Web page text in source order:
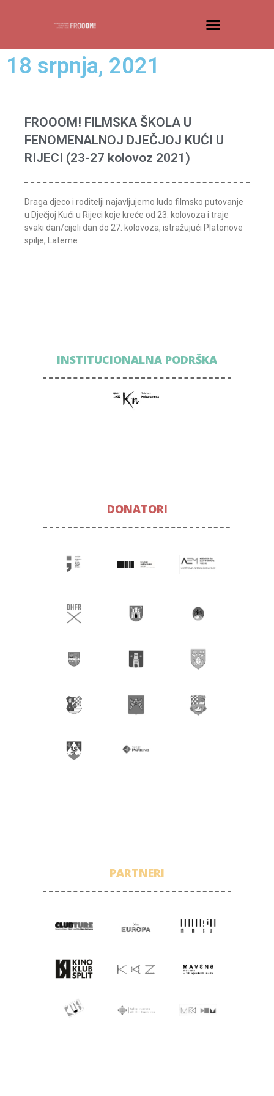
18 srpnja, 2021
FROOOM! FILMSKA ŠKOLA U
FENOMENALNOJ DJEČJOJ KUĆI U
RIJECI (23-27 kolovoz 2021)
Draga djeco i roditelji najavljujemo ludo filmsko putovanje
u Dječjoj Kući u Rijeci koje kreće od 23. kolovoza i traje
svaki dan/cijeli dan do 27. kolovoza, istražujući Platonove
spilje, Laterne
INSTITUCIONALNA PODRŠKA
DONATORI
PARTNERI